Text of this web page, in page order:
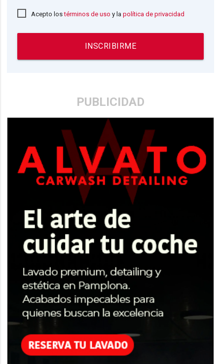
Acepto lostérminos de uso y lapolítica de privacidad
INSCRIBIRME
PUBLICIDAD